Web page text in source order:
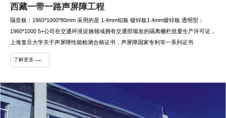
西藏一带一路声屏障工程
隔音板：1960*1000*80mm 采用的是 1.4mm铝板 镀锌板1.4mm镀锌板 透明型：
1960*1000 5+公司在交通环境设施领域拥有交通部颂发的隔离栅栏批量生产许可证，
上海复旦大学关于声屏障性能检测合格证书，声屏障国家专利等一系列证书
了解更多